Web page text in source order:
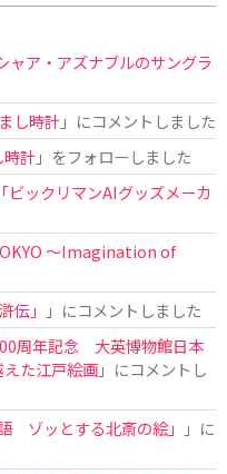
ャア・アズナブルのサングラ
し時計」にコメントしました
時計」をフォローしました
ビックリマンAIグッズメーカ
〜Imagination of
伝」
」にコメントしました
周年記念 大英博物館日本
た江戸絵画」にコメントし
ゾッとする北斎の絵」
」に